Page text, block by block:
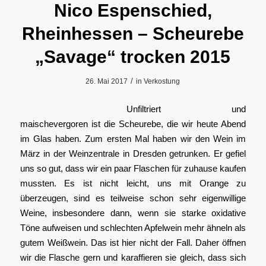
Nico Espenschied,
Rheinhessen – Scheurebe
„Savage“ trocken 2015
26. Mai 2017 / inVerkostung
Unfiltriert und
maischevergoren ist die Scheurebe, die wir heute Abend
im Glas haben. Zum ersten Mal haben wir den Wein im
März in der Weinzentrale in Dresden getrunken. Er gefiel
uns so gut, dass wir ein paar Flaschen für zuhause kaufen
mussten. Es ist nicht leicht, uns mit Orange zu
überzeugen, sind es teilweise schon sehr eigenwillige
Weine, insbesondere dann, wenn sie starke oxidative
Töne aufweisen und schlechten Apfelwein mehr ähneln als
gutem Weißwein. Das ist hier nicht der Fall. Daher öffnen
wir die Flasche gern und karaffieren sie gleich, dass sich